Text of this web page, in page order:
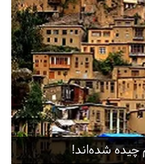
چیده شده‌اند!